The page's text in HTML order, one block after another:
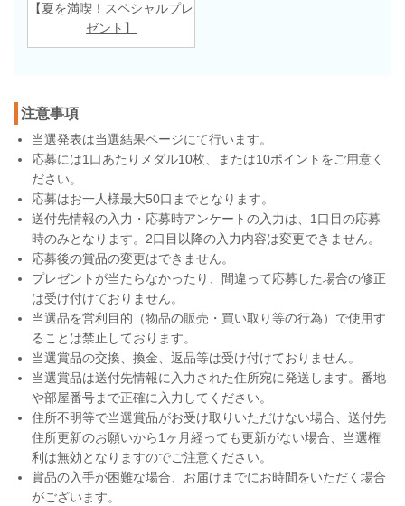
【夏を満喫！スペシャルプレ
ゼント】
注意事項
当選発表は当選結果ページにて行います。
応募には1口あたりメダル10枚、または10ポイントをご用意く
ださい。
応募はお一人様最大50口までとなります。
送付先情報の入力・応募時アンケートの入力は、1口目の応募
時のみとなります。2口目以降の入力内容は変更できません。
応募後の賞品の変更はできません。
プレゼントが当たらなかったり、間違って応募した場合の修正
は受け付けておりません。
当選品を営利目的（物品の販売・買い取り等の行為）で使用す
ることは禁止しております。
当選賞品の交換、換金、返品等は受け付けておりません。
当選賞品は送付先情報に入力された住所宛に発送します。番地
や部屋番号まで正確に入力してください。
住所不明等で当選賞品がお受け取りいただけない場合、送付先
住所更新のお願いから1ヶ月経っても更新がない場合、当選権
利は無効となりますのでご注意ください。
賞品の入手が困難な場合、お届けまでにお時間をいただく場合
がございます。